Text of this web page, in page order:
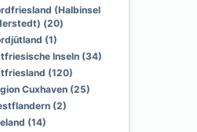
(Halbinsel
(20)
(1)
Inseln (34)
(120)
Cuxhaven (25)
(2)
(14)